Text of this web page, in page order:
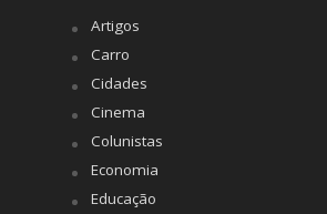
Artigos
Carro
Cidades
Cinema
Colunistas
Economia
Educação